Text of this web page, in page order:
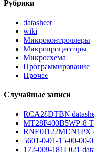
Рубрики
datasheet
wiki
Микроконтроллеры
Микропроцессоры
Микросхема
Программирование
Прочее
Случайные записи
RCA28DTBN
MT28F400B5WP-8
RNE0J122MDN1PX
5601-0-01-15-00-00-
172-009-181L021